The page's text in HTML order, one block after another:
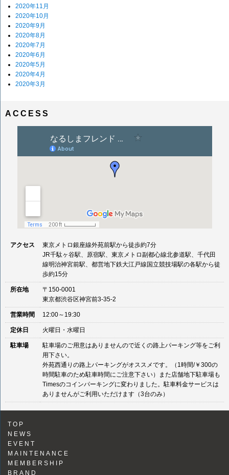
2020年11月
2020年10月
2020年9月
2020年8月
2020年7月
2020年6月
2020年5月
2020年4月
2020年3月
ACCESS
アクセス
東京メトロ銀座線外苑前駅から徒歩約7分
JR千駄ヶ谷駅、原宿駅、東京メトロ副都心線北参道駅、千代田
線明治神宮前駅、都営地下鉄大江戸線国立競技場駅の各駅から徒
歩約15分
所在地
〒150-0001
東京都渋谷区神宮前3-35-2
営業時間 12:00～19:30
定休日 火曜日・水曜日
駐車場
駐車場のご用意はありませんので近くの路上パーキング等をご利
用下さい。
外苑西通りの路上パーキングがオススメです。（1時間/￥300の
時間駐車のため駐車時間にご注意下さい）また店舗地下駐車場も
Timesのコインパーキングに変わりました。駐車料金サービスは
ありませんがご利用いただけます（3台のみ）
TOP
NEWS
EVENT
MAINTENANCE
MEMBERSHIP
BRAND